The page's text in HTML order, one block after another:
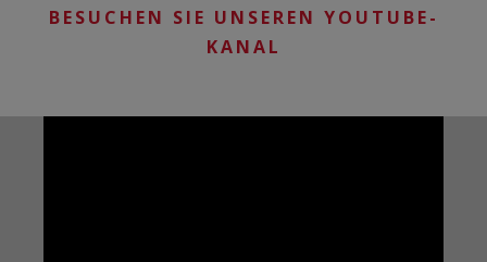
BESUCHEN SIE UNSEREN YOUTUBE-
KANAL